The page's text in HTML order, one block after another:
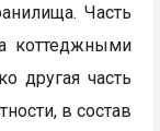
Часть
коттеджными
другая часть
в состав